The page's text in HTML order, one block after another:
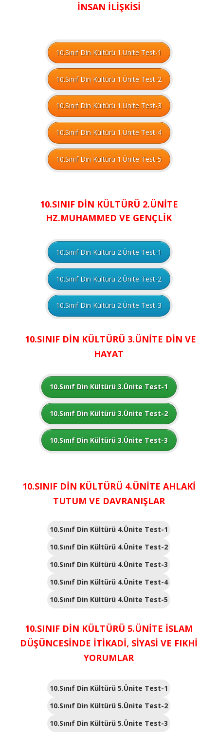
İNSAN İLİŞKİSİ
10.Sınıf Din Kültürü 1.Ünite Test-1
10.Sınıf Din Kültürü 1.Ünite Test-2
10.Sınıf Din Kültürü 1.Ünite Test-3
10.Sınıf Din Kültürü 1.Ünite Test-4
10.Sınıf Din Kültürü 1.Ünite Test-5
10.SINIF DİN KÜLTÜRÜ 2.ÜNİTE
HZ.MUHAMMED VE GENÇLİK
10.Sınıf Din Kültürü 2.Ünite Test-1
10.Sınıf Din Kültürü 2.Ünite Test-2
10.Sınıf Din Kültürü 2.Ünite Test-3
10.SINIF DİN KÜLTÜRÜ 3.ÜNİTE DİN VE
HAYAT
10.Sınıf Din Kültürü 3.Ünite Test-1
10.Sınıf Din Kültürü 3.Ünite Test-2
10.Sınıf Din Kültürü 3.Ünite Test-3
10.SINIF DİN KÜLTÜRÜ 4.ÜNİTE AHLAKİ
TUTUM VE DAVRANIŞLAR
10.Sınıf Din Kültürü 4.Ünite Test-1
10.Sınıf Din Kültürü 4.Ünite Test-2
10.Sınıf Din Kültürü 4.Ünite Test-3
10.Sınıf Din Kültürü 4.Ünite Test-4
10.Sınıf Din Kültürü 4.Ünite Test-5
10.SINIF DİN KÜLTÜRÜ 5.ÜNİTE İSLAM
DÜŞÜNCESİNDE İTİKADİ, SİYASİ VE FIKHİ
YORUMLAR
10.Sınıf Din Kültürü 5.Ünite Test-1
10.Sınıf Din Kültürü 5.Ünite Test-2
10.Sınıf Din Kültürü 5.Ünite Test-3